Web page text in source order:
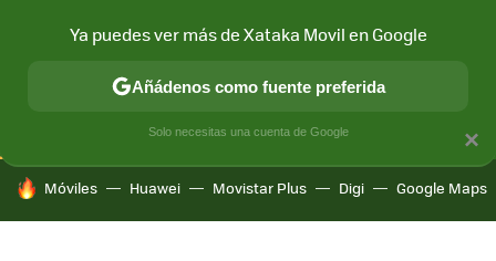
CONECTIVIDAD MÓVIL Y SOCIEDAD APLICACIONES
HOY SE HABLA DE
Móviles Huawei Movistar Plus Digi Google Maps
×
Ya puedes ver más de Xataka Movil en Google
Añádenos como fuente preferida
Solo necesitas una cuenta de Google